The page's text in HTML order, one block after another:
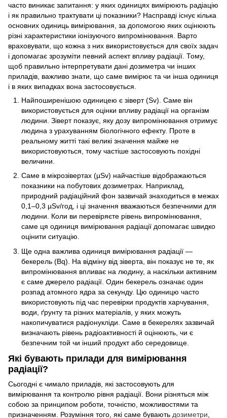
часто виникає запитання: у яких одиницях вимірюють радіацію
і як правильно трактувати ці показники? Насправді існує кілька
основних одиниць вимірювання, за допомогою яких оцінюють
різні характеристики іонізуючого випромінювання. Варто
враховувати, що кожна з них використовується для своїх задач
і допомагає зрозуміти певний аспект впливу радіації. Тому,
щоб правильно інтерпретувати дані дозиметра чи інших
приладів, важливо знати, що саме вимірює та чи інша одиниця
і в яких випадках вона застосовується.
Найпоширенішою одиницею є зіверт (Sv). Саме він
використовується для оцінки впливу радіації на організм
людини. Зіверт показує, яку дозу випромінювання отримує
людина з урахуванням біологічного ефекту. Проте в
реальному житті такі великі значення майже не
використовуються, тому частіше застосовують похідні
величини.
Саме в мікрозівертах (µSv) найчастіше відображаються
показники на побутових дозиметрах. Наприклад,
природний радіаційний фон зазвичай знаходиться в межах
0,1–0,3 µSv/год, і ці значення вважаються безпечними для
людини. Коли ви перевіряєте рівень випромінювання,
саме ця одиниця вимірювання радіації допомагає швидко
оцінити ситуацію.
Ще одна важлива одиниця вимірювання радіації —
бекерель (Bq). На відміну від зіверта, він показує не те, як
випромінювання впливає на людину, а наскільки активним
є саме джерело радіації. Один бекерель означає один
розпад атомного ядра за секунду. Цю одиницю часто
використовують під час перевірки продуктів харчування,
води, ґрунту та різних матеріалів, у яких можуть
накопичуватися радіонукліди. Саме в бекерелях зазвичай
визначають рівень радіоактивності й оцінюють, чи є
безпечним той чи інший продукт або середовище.
Які бувають прилади для вимірювання
радіації?
Сьогодні є чимало приладів, які застосовують для
вимірювання та контролю рівня радіації. Вони різняться між
собою за принципом роботи, точністю, можливостями та
призначенням. Розуміння того, які саме бувають дозиметри,